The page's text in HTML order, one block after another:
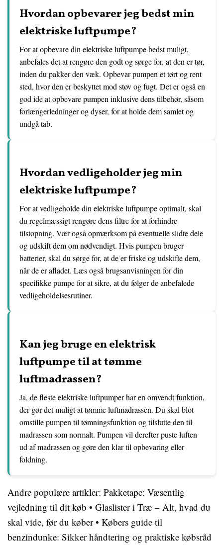
Hvordan opbevarer jeg bedst min
elektriske luftpumpe?
For at opbevare din elektriske luftpumpe bedst muligt,
anbefales det at rengøre den godt og sørge for, at den er tør,
inden du pakker den væk. Opbevar pumpen et tørt og rent
sted, hvor den er beskyttet mod støv og fugt. Det er også en
god ide at opbevare pumpen inklusive dens tilbehør, såsom
forlængerledninger og dyser, for at holde dem samlet og
undgå tab.
Hvordan vedligeholder jeg min
elektriske luftpumpe?
For at vedligeholde din elektriske luftpumpe optimalt, skal
du regelmæssigt rengøre dens filtre for at forhindre
tilstopning. Vær også opmærksom på eventuelle slidte dele
og udskift dem om nødvendigt. Hvis pumpen bruger
batterier, skal du sørge for, at de er friske og udskifte dem,
når de er afladet. Læs også brugsanvisningen for din
specifikke pumpe for at sikre, at du følger de anbefalede
vedligeholdelsesrutiner.
Kan jeg bruge en elektrisk
luftpumpe til at tømme
luftmadrassen?
Ja, de fleste elektriske luftpumper har en omvendt funktion,
der gør det muligt at tømme luftmadrassen. Du skal blot
omstille pumpen til tømningsfunktion og tilslutte den til
madrassen som normalt. Pumpen vil derefter puste luften
ud af madrassen og gøre den klar til opbevaring eller
foldning.
Andre populære artikler: Pakketape: Væsentlig
vejledning til dit køb • Glaslister i Træ – Alt, hvad du
skal vide, før du køber• Købers guide til
benzindunke: Sikker håndtering og praktiske købsråd